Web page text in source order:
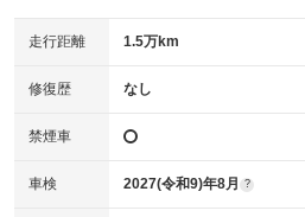
走行距離 1.5万km
修復歴 なし
禁煙車
車検 2027(令和9)年8月 ?